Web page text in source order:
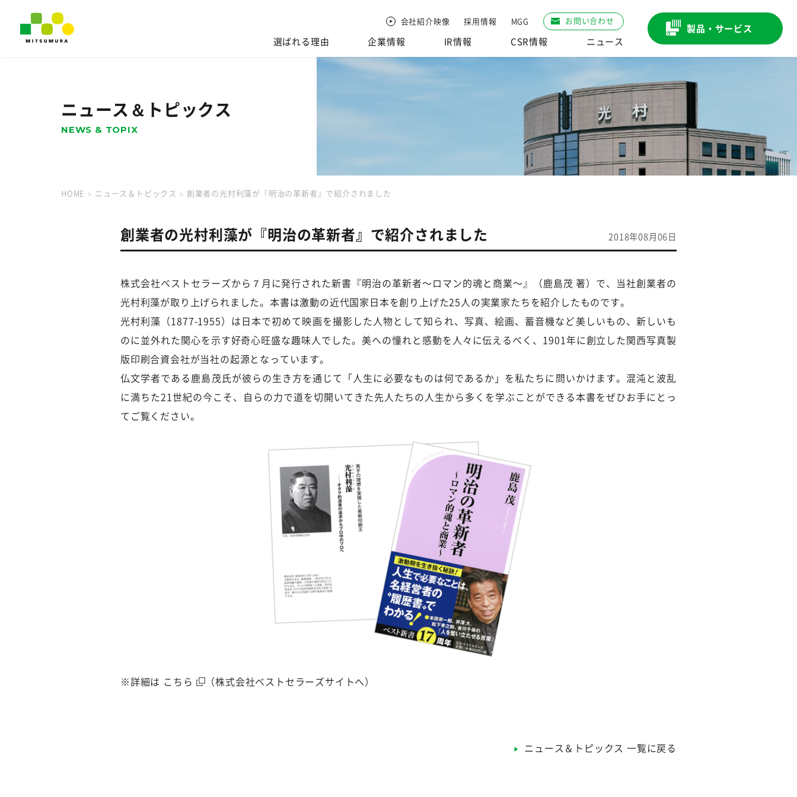
会社紹介映像 採用情報 MGG お問い合わせ
選ばれる理由 企業情報 IR情報 CSR情報 ニュース
製品・サービス
ニュース＆トピックス
NEWS & TOPIX
HOME ニュース＆トピックス 創業者の光村利藻が『明治の革新者』で紹介されました
創業者の光村利藻が『明治の革新者』で紹介されました 2018年08月06日
株式会社ベストセラーズから７月に発行された新書『明治の革新者〜ロマン的魂と商業〜』（鹿島茂 著）で、当社創業者の
光村利藻が取り上げられました。本書は激動の近代国家日本を創り上げた25人の実業家たちを紹介したものです。
光村利藻（1877-1955）は日本で初めて映画を撮影した人物として知られ、写真、絵画、蓄音機など美しいもの、新しいも
のに並外れた関心を示す好奇心旺盛な趣味人でした。美への憧れと感動を人々に伝えるべく、1901年に創立した関西写真製
版印刷合資会社が当社の起源となっています。
仏文学者である鹿島茂氏が彼らの生き方を通じて「人生に必要なものは何であるか」を私たちに問いかけます。混沌と波乱
に満ちた21世紀の今こそ、自らの力で道を切開いてきた先人たちの人生から多くを学ぶことができる本書をぜひお手にとっ
てご覧ください。
※詳細は こちら （株式会社ベストセラーズサイトへ）
ニュース＆トピックス 一覧に戻る